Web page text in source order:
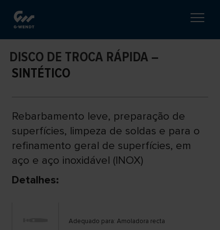
DISCO DE TROCA RÁPIDA –
SINTÉTICO
Rebarbamento leve, preparação de
superfícies, limpeza de soldas e para o
refinamento geral de superfícies, em
aço e aço inoxidável (INOX)
Detalhes:
Adequado para: Amoladora recta